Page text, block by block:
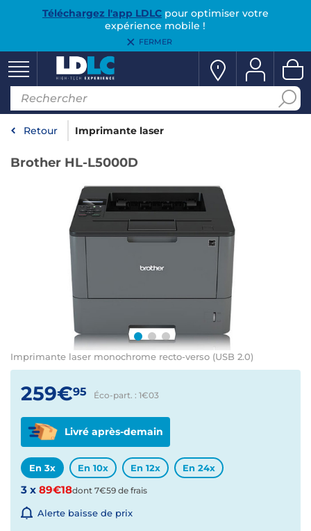
Téléchargez l'app LDLCpour optimiser votre
expérience mobile !
FERMER
Retour Imprimante laser
Brother HL-L5000D
Imprimante laser monochrome recto-verso (USB 2.0)
259€95 Éco-part. : 1€03
Livré après-demain
En 3x En 10x En 12x En 24x
3 x 89€18dont 7€59 de frais
Alerte baisse de prix